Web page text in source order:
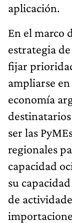
aplicación.
En el marco
estrategia
fijar
ampliarse
economía
ser las
regionales
capacidad
su
de